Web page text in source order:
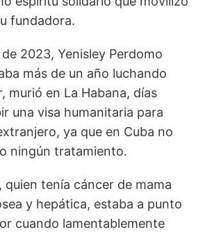
fundadora.
2023, Yenisley Perdomo
más de un año luchando
murió en La Habana, días
una visa humanitaria para
ya que en Cuba no
ningún tratamiento.
quien tenía cáncer de mama
y hepática, estaba a punto
cuando lamentablemente